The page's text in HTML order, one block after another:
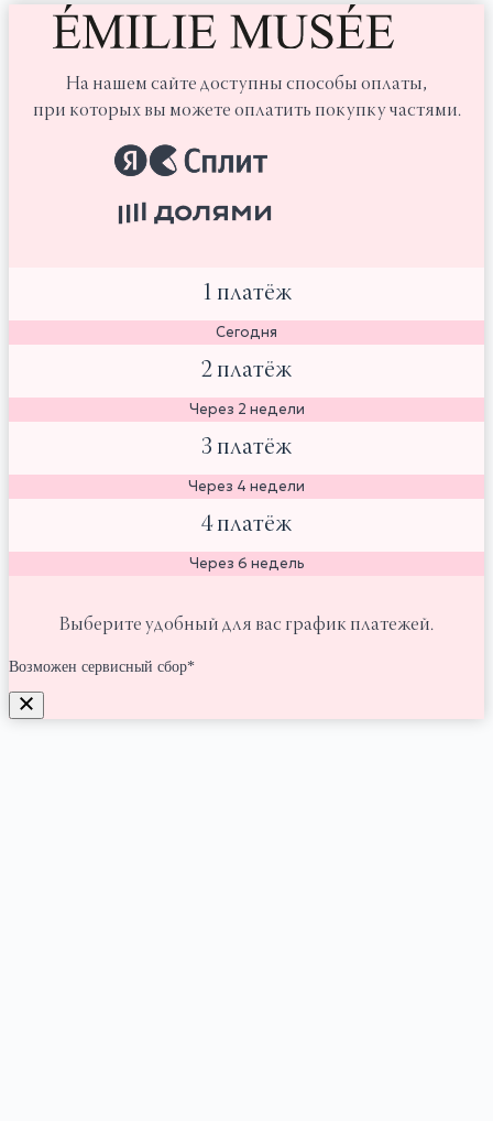
На нашем сайте доступны способы оплаты,
при которых вы можете оплатить покупку частями.
1 платёж
Сегодня
2 платёж
Через 2 недели
3 платёж
Через 4 недели
4 платёж
Через 6 недель
Выберите удобный для вас график платежей.
Возможен сервисный сбор*